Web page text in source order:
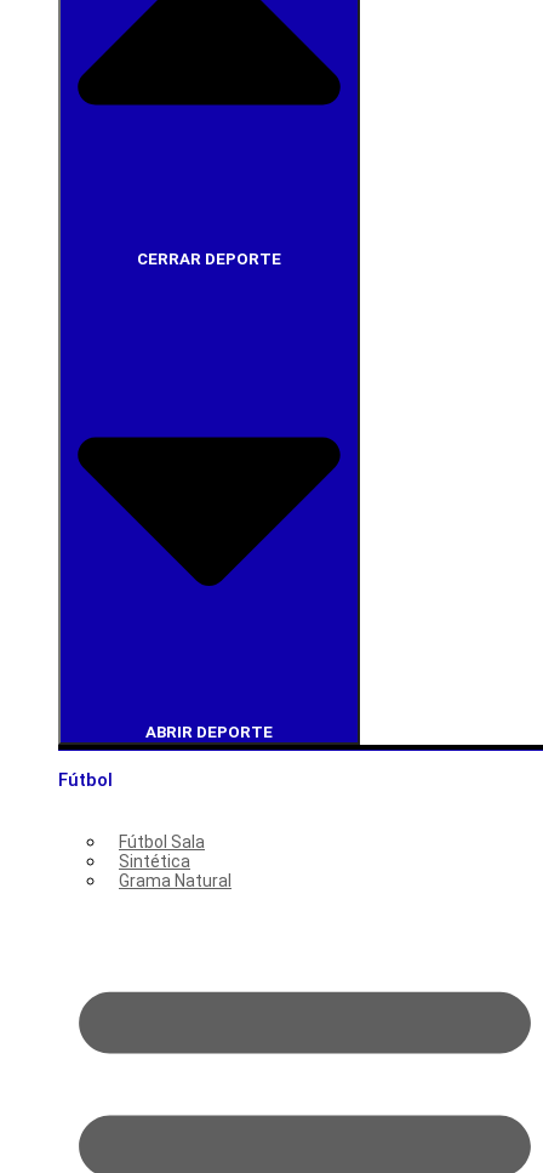
CERRAR DEPORTE
ABRIR DEPORTE
Fútbol
Fútbol Sala
Sintética
Grama Natural